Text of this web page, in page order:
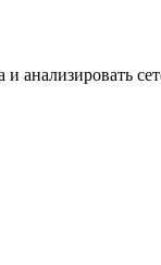
анализировать